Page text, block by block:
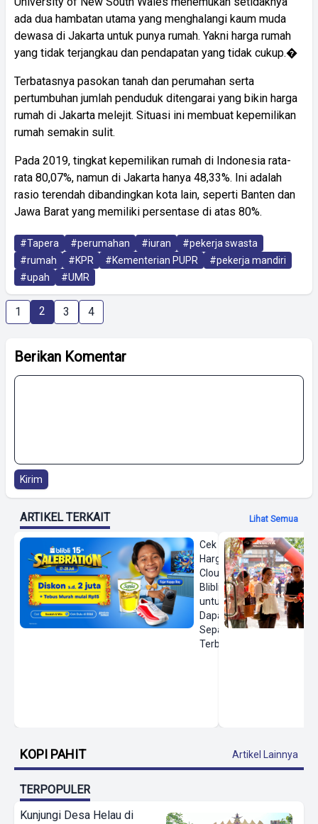
ada dua hambatan utama yang menghalangi kaum muda
dewasa di Jakarta untuk punya rumah. Yakni harga rumah
yang tidak terjangkau dan pendapatan yang tidak cukup.�
Terbatasnya pasokan tanah dan perumahan serta
pertumbuhan jumlah penduduk ditengarai yang bikin harga
rumah di Jakarta melejit. Situasi ini membuat kepemilikan
rumah semakin sulit.
Pada 2019, tingkat kepemilikan rumah di Indonesia rata-
rata 80,07%, namun di Jakarta hanya 48,33%. Ini adalah
rasio terendah dibandingkan kota lain, seperti Banten dan
Jawa Barat yang memiliki persentase di atas 80%.
#Tapera #perumahan #iuran
#pekerja swasta
#rumah
#KPR #Kementerian PUPR
#pekerja mandiri
#upah
#UMR
1 2 3 4
Berikan Komentar
Kirim
ARTIKEL TERKAIT Lihat Semua
Cek
Harga On
Cloud di
Blibli
untuk
Dapatkan
Sepatu
Terbaru
KOPI PAHIT Artikel Lainnya
TERPOPULER
Kunjungi Desa Helau di